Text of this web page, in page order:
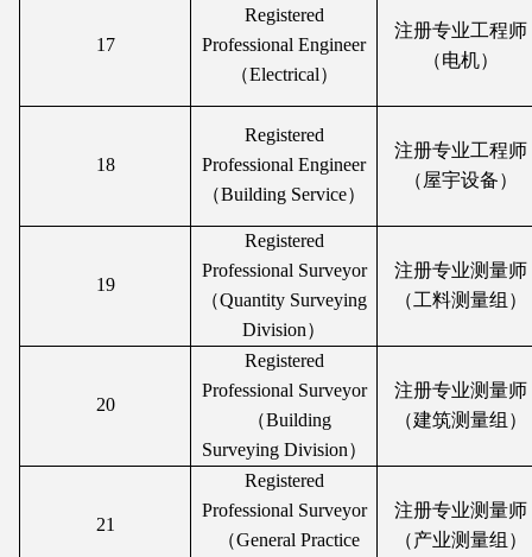
17
Registered
Professional Engineer
（Electrical）
注册专业工程师
（电机）
18
Registered
Professional Engineer
（Building Service）
注册专业工程师
（屋宇设备）
19
Registered
Professional Surveyor
（Quantity Surveying
Division）
注册专业测量师
（工料测量组）
20
Registered
Professional Surveyor
（Building
Surveying Division）
注册专业测量师
（建筑测量组）
21
Registered
Professional Surveyor
（General Practice
注册专业测量师
（产业测量组）